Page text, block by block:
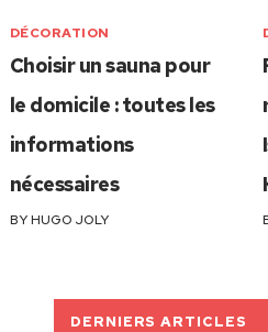
DÉCORATION
Choisir un sauna pour
le domicile : toutes les
informations
nécessaires
BYHUGO JOLY
DERNIERS ARTICLES